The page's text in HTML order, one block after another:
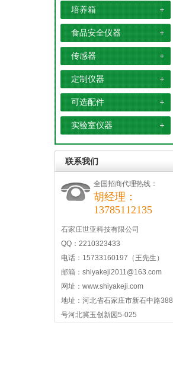
培养箱
食品安全仪器
传感器
定制仪器
可选配件
实验室仪器
联系我们
全国招商代理热线：
胡经理：
13785112135
石家庄世亚科技有限公司
QQ：2210323433
电话：15733160197（王先生）
邮箱：shiyakeji2011@163.com
网址：www.shiyakeji.com
地址：河北省石家庄市新石中路388
号河北冀玉创新园5-025